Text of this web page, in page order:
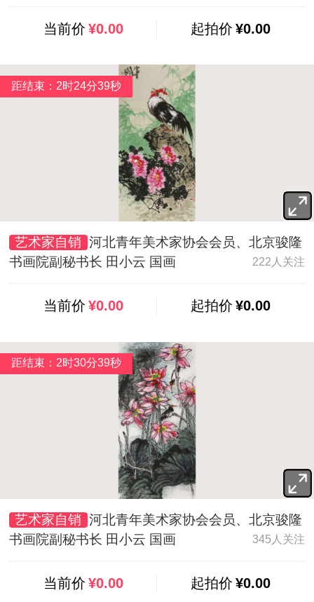
当前价 ¥0.00 起拍价 ¥0.00
艺术家自销 河北青年美术家协会会员、北京骏隆
书画院副秘书长 田小云 国画
222人关注
当前价 ¥0.00 起拍价 ¥0.00
距结束：2时24分37秒
艺术家自销 河北青年美术家协会会员、北京骏隆
书画院副秘书长 田小云 国画
345人关注
当前价 ¥0.00 起拍价 ¥0.00
距结束：2时30分38秒